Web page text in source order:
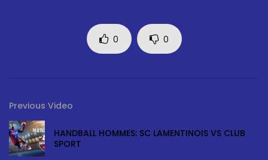
0 0
Previous Video
HANDBALL HOMMES: SC LAMENTINOIS VS CLUB
SPORT